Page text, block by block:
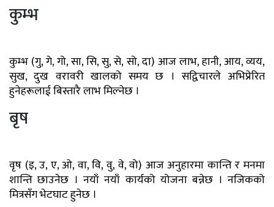
कुम्भ
कुम्भ (गु, गे, गो, सा, सि, सु, से, सो, दा) आज लाभ, हानी, आय, व्यय,
सुख, दुख वरावरी खालको समय छ । सद्विचारले अभिप्रेरित
हुनेहरूलाई बिस्तारै लाभ मिल्नेछ ।
बृष
वृष (इ, उ, ए, ओ, वा, वि, वु, वे, वो) आज अनुहारमा कान्ति र मनमा
शान्ति छाउनेछ । नयाँ नयाँ कार्यको योजना बन्नेछ । नजिकको
मित्रसँग भेटघाट हुनेछ ।